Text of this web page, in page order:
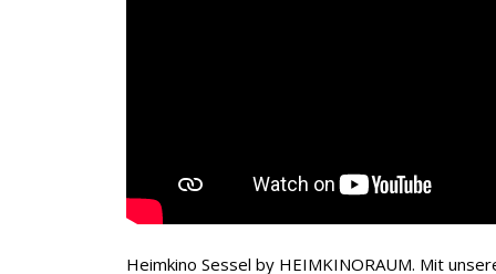
Heimkino Sessel by HEIMKINORAUM. Mit